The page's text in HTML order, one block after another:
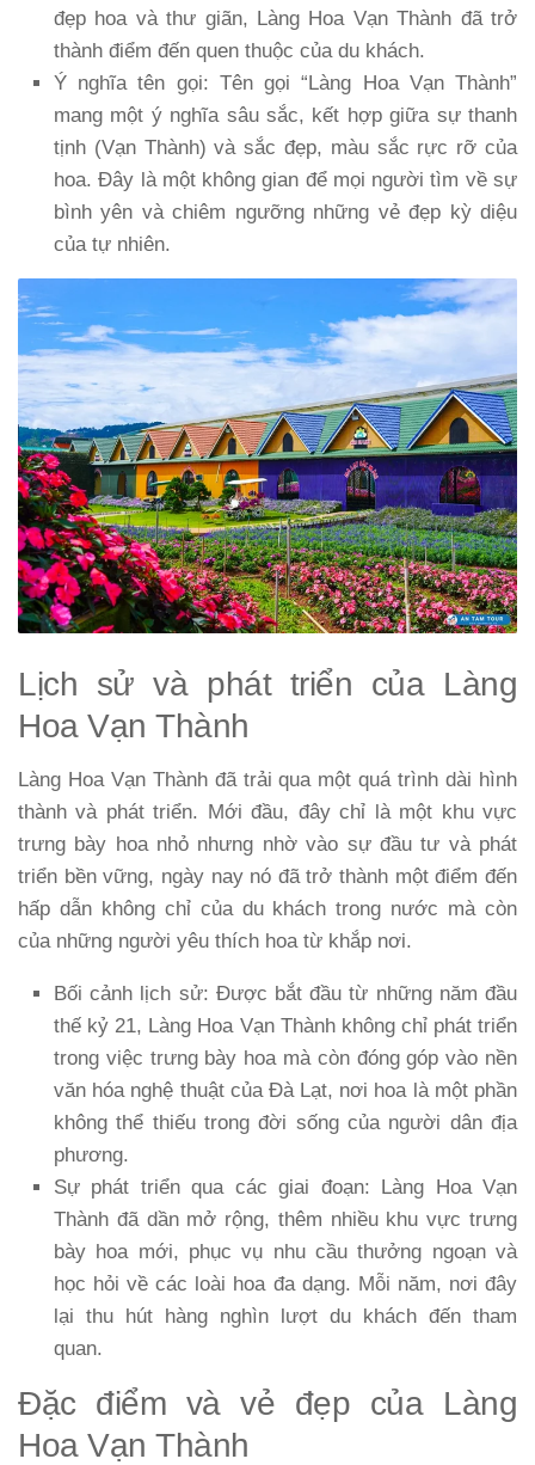
đẹp hoa và thư giãn, Làng Hoa Vạn Thành đã trở
thành điểm đến quen thuộc của du khách.
Ý nghĩa tên gọi: Tên gọi “Làng Hoa Vạn Thành”
mang một ý nghĩa sâu sắc, kết hợp giữa sự thanh
tịnh (Vạn Thành) và sắc đẹp, màu sắc rực rỡ của
hoa. Đây là một không gian để mọi người tìm về sự
bình yên và chiêm ngưỡng những vẻ đẹp kỳ diệu
của tự nhiên.
Lịch sử và phát triển của Làng
Hoa Vạn Thành
Làng Hoa Vạn Thành đã trải qua một quá trình dài hình
thành và phát triển. Mới đầu, đây chỉ là một khu vực
trưng bày hoa nhỏ nhưng nhờ vào sự đầu tư và phát
triển bền vững, ngày nay nó đã trở thành một điểm đến
hấp dẫn không chỉ của du khách trong nước mà còn
của những người yêu thích hoa từ khắp nơi.
Bối cảnh lịch sử: Được bắt đầu từ những năm đầu
thế kỷ 21, Làng Hoa Vạn Thành không chỉ phát triển
trong việc trưng bày hoa mà còn đóng góp vào nền
văn hóa nghệ thuật của Đà Lạt, nơi hoa là một phần
không thể thiếu trong đời sống của người dân địa
phương.
Sự phát triển qua các giai đoạn: Làng Hoa Vạn
Thành đã dần mở rộng, thêm nhiều khu vực trưng
bày hoa mới, phục vụ nhu cầu thưởng ngoạn và
học hỏi về các loài hoa đa dạng. Mỗi năm, nơi đây
lại thu hút hàng nghìn lượt du khách đến tham
quan.
Đặc điểm và vẻ đẹp của Làng
Hoa Vạn Thành